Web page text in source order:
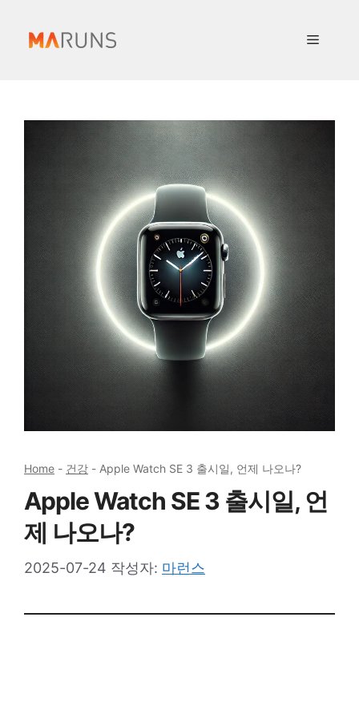
메
Home - 건강 - Apple Watch SE 3 출시일, 언제 나오나?
Apple Watch SE 3 출시일, 언
제 나오나?
2025-07-24 작성자: 마런스